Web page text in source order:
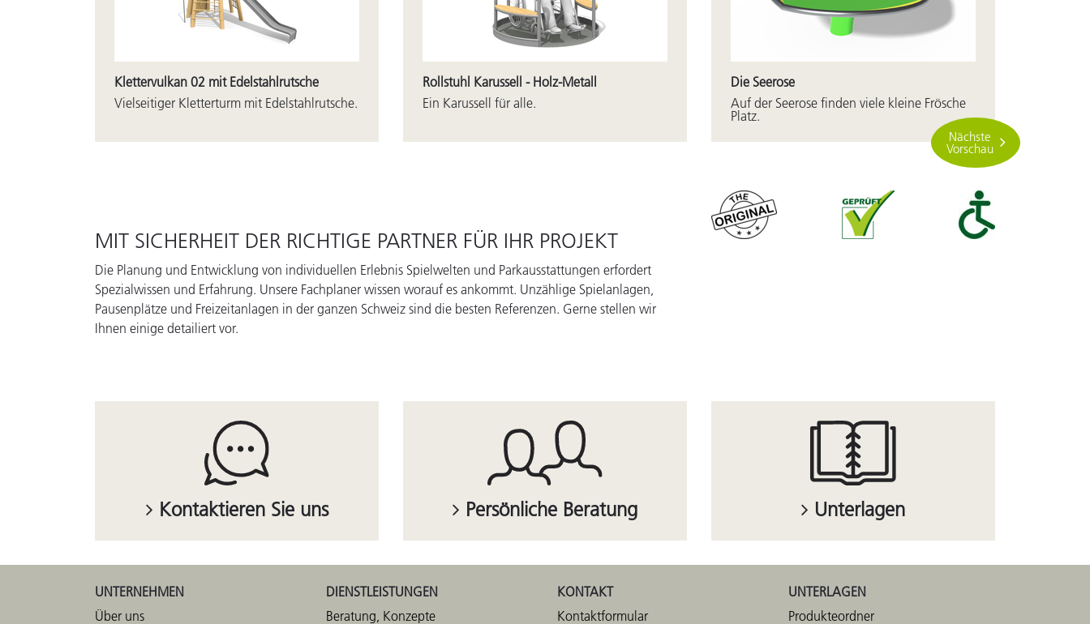
Klettervulkan 02 mit Edelstahlrutsche
Vielseitiger Kletterturm mit Edelstahlrutsche.
Rollstuhl Karussell - Holz-Metall
Ein Karussell für alle.
Die Seerose
Auf der Seerose finden viele kleine Frösche
Platz.
Nächste
Vorschau
MIT SICHERHEIT DER RICHTIGE PARTNER FÜR IHR PROJEKT
Die Planung und Entwicklung von individuellen Erlebnis Spielwelten und Parkausstattungen erfordert
Spezialwissen und Erfahrung. Unsere Fachplaner wissen worauf es ankommt. Unzählige Spielanlagen,
Pausenplätze und Freizeitanlagen in der ganzen Schweiz sind die besten Referenzen. Gerne stellen wir
Ihnen einige detailiert vor.
Kontaktieren Sie uns Persönliche Beratung Unterlagen
UNTERNEHMEN
Über uns
DIENSTLEISTUNGEN
Beratung, Konzepte
KONTAKT
Kontaktformular
UNTERLAGEN
Produkteordner